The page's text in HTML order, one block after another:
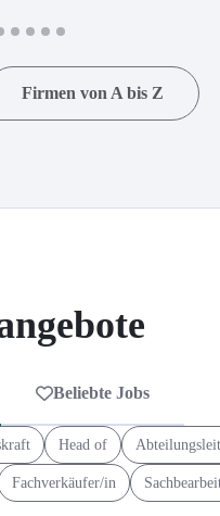
Firmen von A bis Z
Beliebte Jobs
Head of
Fachverkäufer/in